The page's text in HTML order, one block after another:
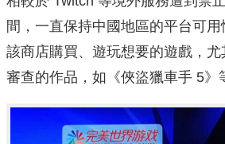
間，一直保持中國地區的平台可
該商店購買、遊玩想要的遊戲，
審查的作品，如《俠盜獵車手 5》